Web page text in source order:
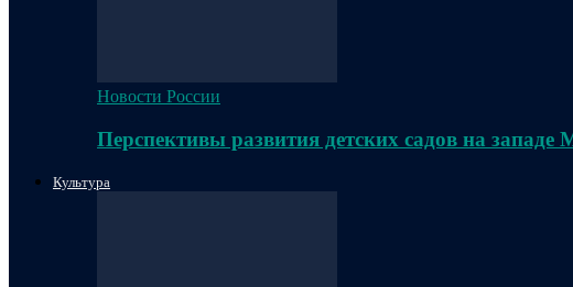
Новости России
Перспективы развития детских садов на
Культура